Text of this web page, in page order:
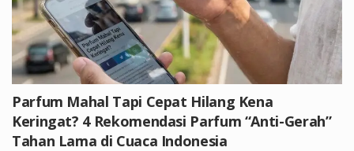
Parfum Mahal Tapi Cepat Hilang Kena
Keringat? 4 Rekomendasi Parfum “Anti-Gerah”
Tahan Lama di Cuaca Indonesia